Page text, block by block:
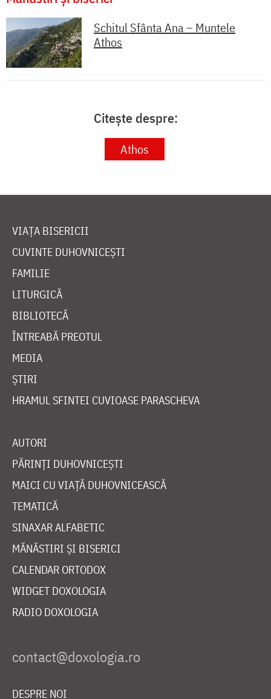
Schitul Sfânta Ana – Muntele
Athos
Citește despre:
Athos
VIAȚA BISERICII
CUVINTE DUHOVNICEȘTI
FAMILIE
LITURGICĂ
BIBLIOTECĂ
ÎNTREABĂ PREOTUL
MEDIA
ȘTIRI
HRAMUL SFINTEI CUVIOASE PARASCHEVA
AUTORI
PĂRINȚI DUHOVNICEȘTI
MAICI CU VIAȚĂ DUHOVNICEASCĂ
TEMATICĂ
SINAXAR ALFABETIC
MĂNĂSTIRI ȘI BISERICI
CALENDAR ORTODOX
WIDGET DOXOLOGIA
RADIO DOXOLOGIA
DESPRE NOI